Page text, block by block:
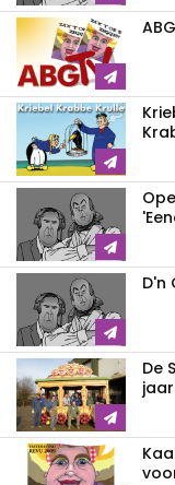
D'n
De